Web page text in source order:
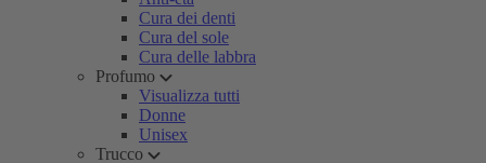
Cura dei denti
Cura del sole
Cura delle labbra
Profumo
Visualizza tutti
Donne
Unisex
Trucco